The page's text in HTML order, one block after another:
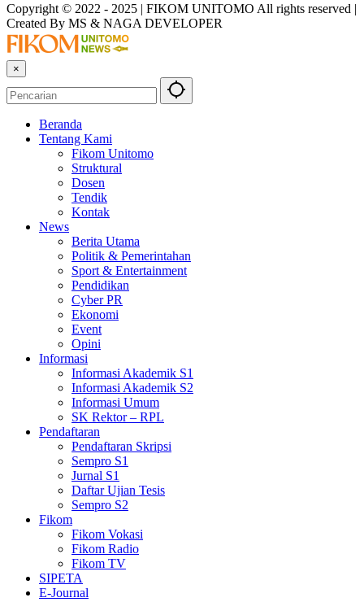
Copyright © 2022 - 2025 | FIKOM UNITOMO All rights reserved |
Created By MS & NAGA DEVELOPER
×
Beranda
Tentang Kami
Fikom Unitomo
Struktural
Dosen
Tendik
Kontak
News
Berita Utama
Politik & Pemerintahan
Sport & Entertainment
Pendidikan
Cyber PR
Ekonomi
Event
Opini
Informasi
Informasi Akademik S1
Informasi Akademik S2
Informasi Umum
SK Rektor – RPL
Pendaftaran
Pendaftaran Skripsi
Sempro S1
Jurnal S1
Daftar Ujian Tesis
Sempro S2
Fikom
Fikom Vokasi
Fikom Radio
Fikom TV
SIPETA
E-Journal